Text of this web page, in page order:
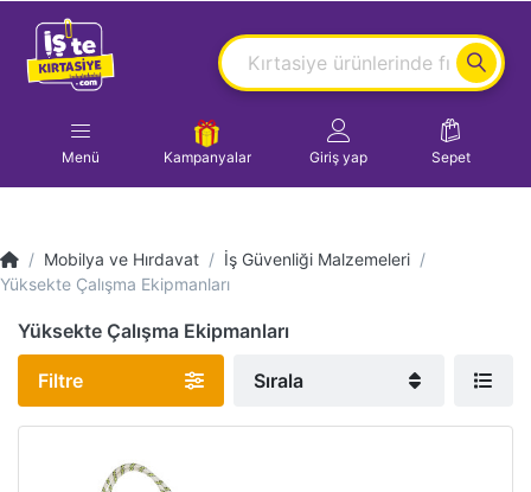
Menü Kampanyalar Giriş yap Sepet
Mobilya ve Hırdavat
İş Güvenliği Malzemeleri
Yüksekte Çalışma Ekipmanları
Yüksekte Çalışma Ekipmanları
Filtre Sırala